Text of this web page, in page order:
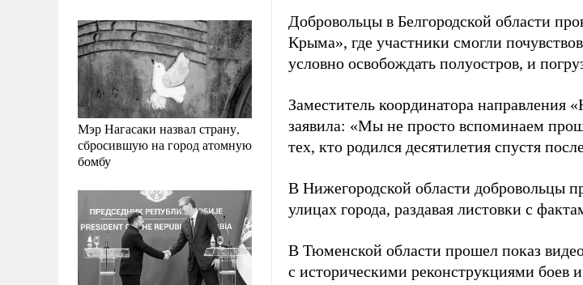
Мэр Нагасаки назвал страну,
сбросившую на город атомную
бомбу
Добровольцы в Белгородской области
Крыма», где участники смогли
условно освобождать полуостров, и
Заместитель координатора
заявила: «Мы не просто вспоминаем
тех, кто родился десятилетия спустя
В Нижегородской области добровольцы
улицах города, раздавая листовки с
В Тюменской области прошел показ
с историческими реконструкциями боев